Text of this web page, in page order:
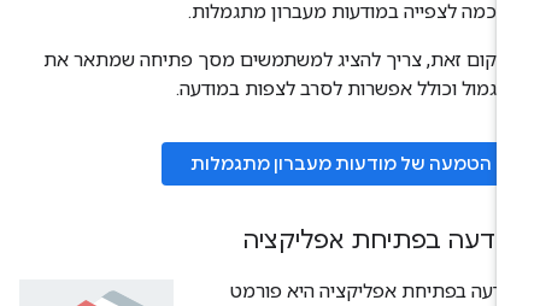
לצפייה במודעות מעברון מתגמלות.
זאת, צריך להציג למשתמשים מסך פתיחה שמתאר את
וכולל אפשרות לסרב לצפות במודעה.
הטמעה של מודעות מעברון מתגמלות
בפתיחת אפליקציה
בפתיחת אפליקציה היא פורמט